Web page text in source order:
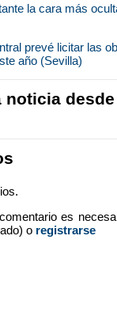
la cara más
prevé licitar las
año (Sevilla)
noticia
es
o registrarse